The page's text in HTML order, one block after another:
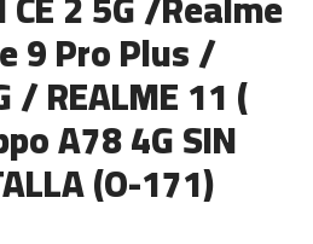
9 Pro Plus /
/ REALME 11 (
A78 4G SIN
(O-171)